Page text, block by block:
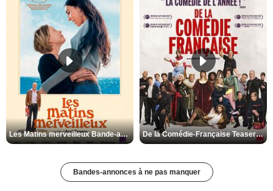
Les Matins merveilleux Bande-annonce VF De la Comédie-Française Teaser VF
Bandes-annonces à ne pas manquer